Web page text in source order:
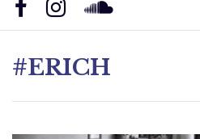
#ERICH